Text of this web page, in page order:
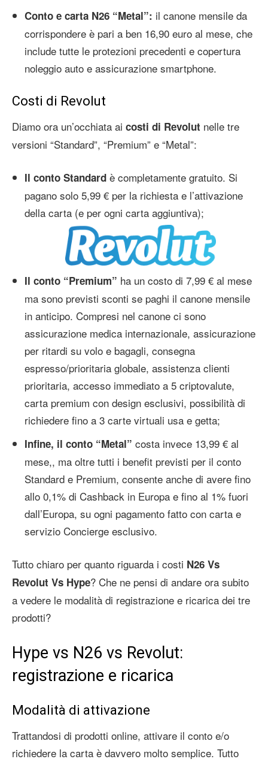
Conto e carta N26 “Metal”: il canone mensile da
corrispondere è pari a ben 16,90 euro al mese, che
include tutte le protezioni precedenti e copertura
noleggio auto e assicurazione smartphone.
Costi di Revolut
Diamo ora un’occhiata ai costi di Revolut nelle tre
versioni “Standard”, “Premium” e “Metal”:
Il conto Standard è completamente gratuito. Si
pagano solo 5,99 € per la richiesta e l’attivazione
della carta (e per ogni carta aggiuntiva);
Il conto “Premium” ha un costo di 7,99 € al mese
ma sono previsti sconti se paghi il canone mensile
in anticipo. Compresi nel canone ci sono
assicurazione medica internazionale, assicurazione
per ritardi su volo e bagagli, consegna
espresso/prioritaria globale, assistenza clienti
prioritaria, accesso immediato a 5 criptovalute,
carta premium con design esclusivi, possibilità di
richiedere fino a 3 carte virtuali usa e getta;
Infine, il conto “Metal” costa invece 13,99 € al
mese,, ma oltre tutti i benefit previsti per il conto
Standard e Premium, consente anche di avere fino
allo 0,1% di Cashback in Europa e fino al 1% fuori
dall’Europa, su ogni pagamento fatto con carta e
servizio Concierge esclusivo.
Tutto chiaro per quanto riguarda i costi N26 Vs
Revolut Vs Hype? Che ne pensi di andare ora subito
a vedere le modalità di registrazione e ricarica dei tre
prodotti?
Hype vs N26 vs Revolut:
registrazione e ricarica
Modalità di attivazione
Trattandosi di prodotti online, attivare il conto e/o
richiedere la carta è davvero molto semplice. Tutto